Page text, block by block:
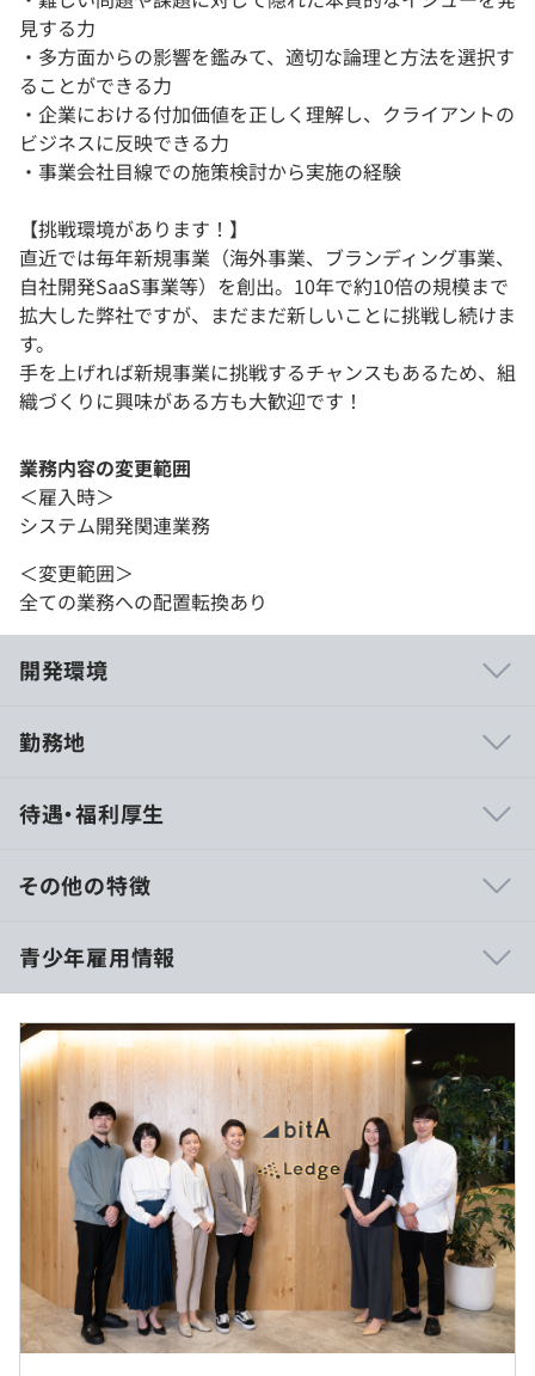
見する力
・多方面からの影響を鑑みて、適切な論理と方法を選択す
ることができる力
・企業における付加価値を正しく理解し、クライアントの
ビジネスに反映できる力
・事業会社目線での施策検討から実施の経験
【挑戦環境があります！】
直近では毎年新規事業（海外事業、ブランディング事業、
自社開発SaaS事業等）を創出。10年で約10倍の規模まで
拡大した弊社ですが、まだまだ新しいことに挑戦し続けま
す。
手を上げれば新規事業に挑戦するチャンスもあるため、組
織づくりに興味がある方も大歓迎です！
業務内容の変更範囲
＜雇入時＞
システム開発関連業務
＜変更範囲＞
全ての業務への配置転換あり
開発環境
・月1回の頻度で、エンジニア主体の勉強会を開催（現在
・週1回の頻度で、レビュー会を開催
・その他社内エンジニアが自主的に開催する勉強会が多数
◆チーム開発環境
・単独でなく、ビットエーとしてチームで案件に入るの
で、チーム開発ができます
・裁量が与えられるので、自分で考えて実装できる案件が
多いです
◆キャリア
・ご志向性に合わせて、マネジメント系・プロフェッショ
ナル系のキャリアパスが描けます
・エンジニアリングだけでなく採用や教育にも関わること
ができます
勤務地
五反田本社、常駐先、もしくはご自宅でのリモート勤務と
なります。
待遇・福利厚生
■月給：320,000円
（内訳）
■基本給：183,014円
■固定残業代：81,986円、45時間分（超過分は別途支
給）
■生涯設計手当：55,000円
※固定時間外手当の背景
メンバーが集って自社プロダクトを開発したり、勉強会を
おこなう文化があり、その時間を会社として業務時間と見
込んでいるため、見込み残業時間で吸収できるようにして
います。
その他の特徴
青少年雇用情報
過去３年間の新卒採用者数・離職者数
前年度 採用者数17人 離職者数0人
2年度前 採用者数18人 離職者数5人
3年度前 採用者数13人 離職者数5人
過去３年間の新卒採用者数の男女別人数
前年度 男性11人 女性6人
2年度前 男性7人 女性11人
3年度前 男性6人 女性7人